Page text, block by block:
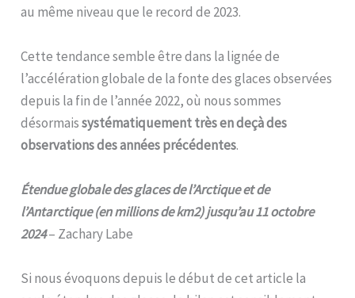
au même niveau que le record de 2023.
Cette tendance semble être dans la lignée de
l’accélération globale de la fonte des glaces observées
depuis la fin de l’année 2022, où nous sommes
désormaissystématiquement très en deçà des
observations des années précédentes.
Étendue globale des glaces de l’Arctique et de
l’Antarctique (en millions de km2) jusqu’au 11 octobre
2024– Zachary Labe
Si nous évoquons depuis le début de cet article la